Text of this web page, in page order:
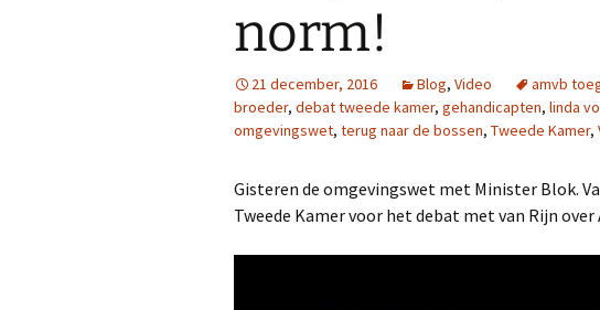
norm!
21 december, 2016 Blog, Video amvb
broeder, debat tweede kamer, gehandicapten, linda
omgevingswet, terug naar de bossen, Tweede Kamer,
Gisteren de omgevingswet met Minister Blok.
Tweede Kamer voor het debat met van Rijn